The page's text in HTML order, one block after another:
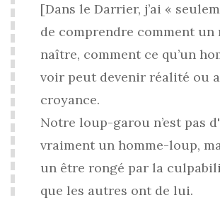
[Dans le Darrier, j’ai «
de comprendre comment
naître, comment ce qu’un
voir peut devenir réalité ou
croyance.
Notre loup-garou n’est pas
vraiment un homme-loup,
un être rongé par la
que les autres ont de lui.